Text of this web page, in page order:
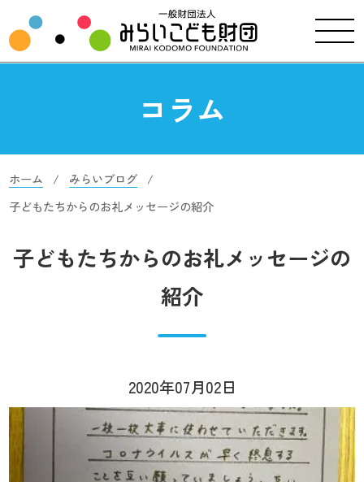
コラム
ホーム
みらいブログ
子どもたちからのお礼メッセージの紹介
子どもたちからのお礼メッセージの
紹介
2020年07月02日